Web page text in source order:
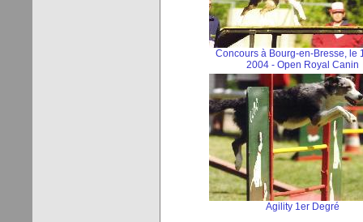
Concours à Bourg-en-Bresse, le
2004 - Open Royal Canin
Agility 1er Degré